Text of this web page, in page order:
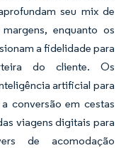
seu mix de
enquanto os
a fidelidade para
do cliente. Os
artificial para
conversão em cestas
viagens digitais para
de acomodação